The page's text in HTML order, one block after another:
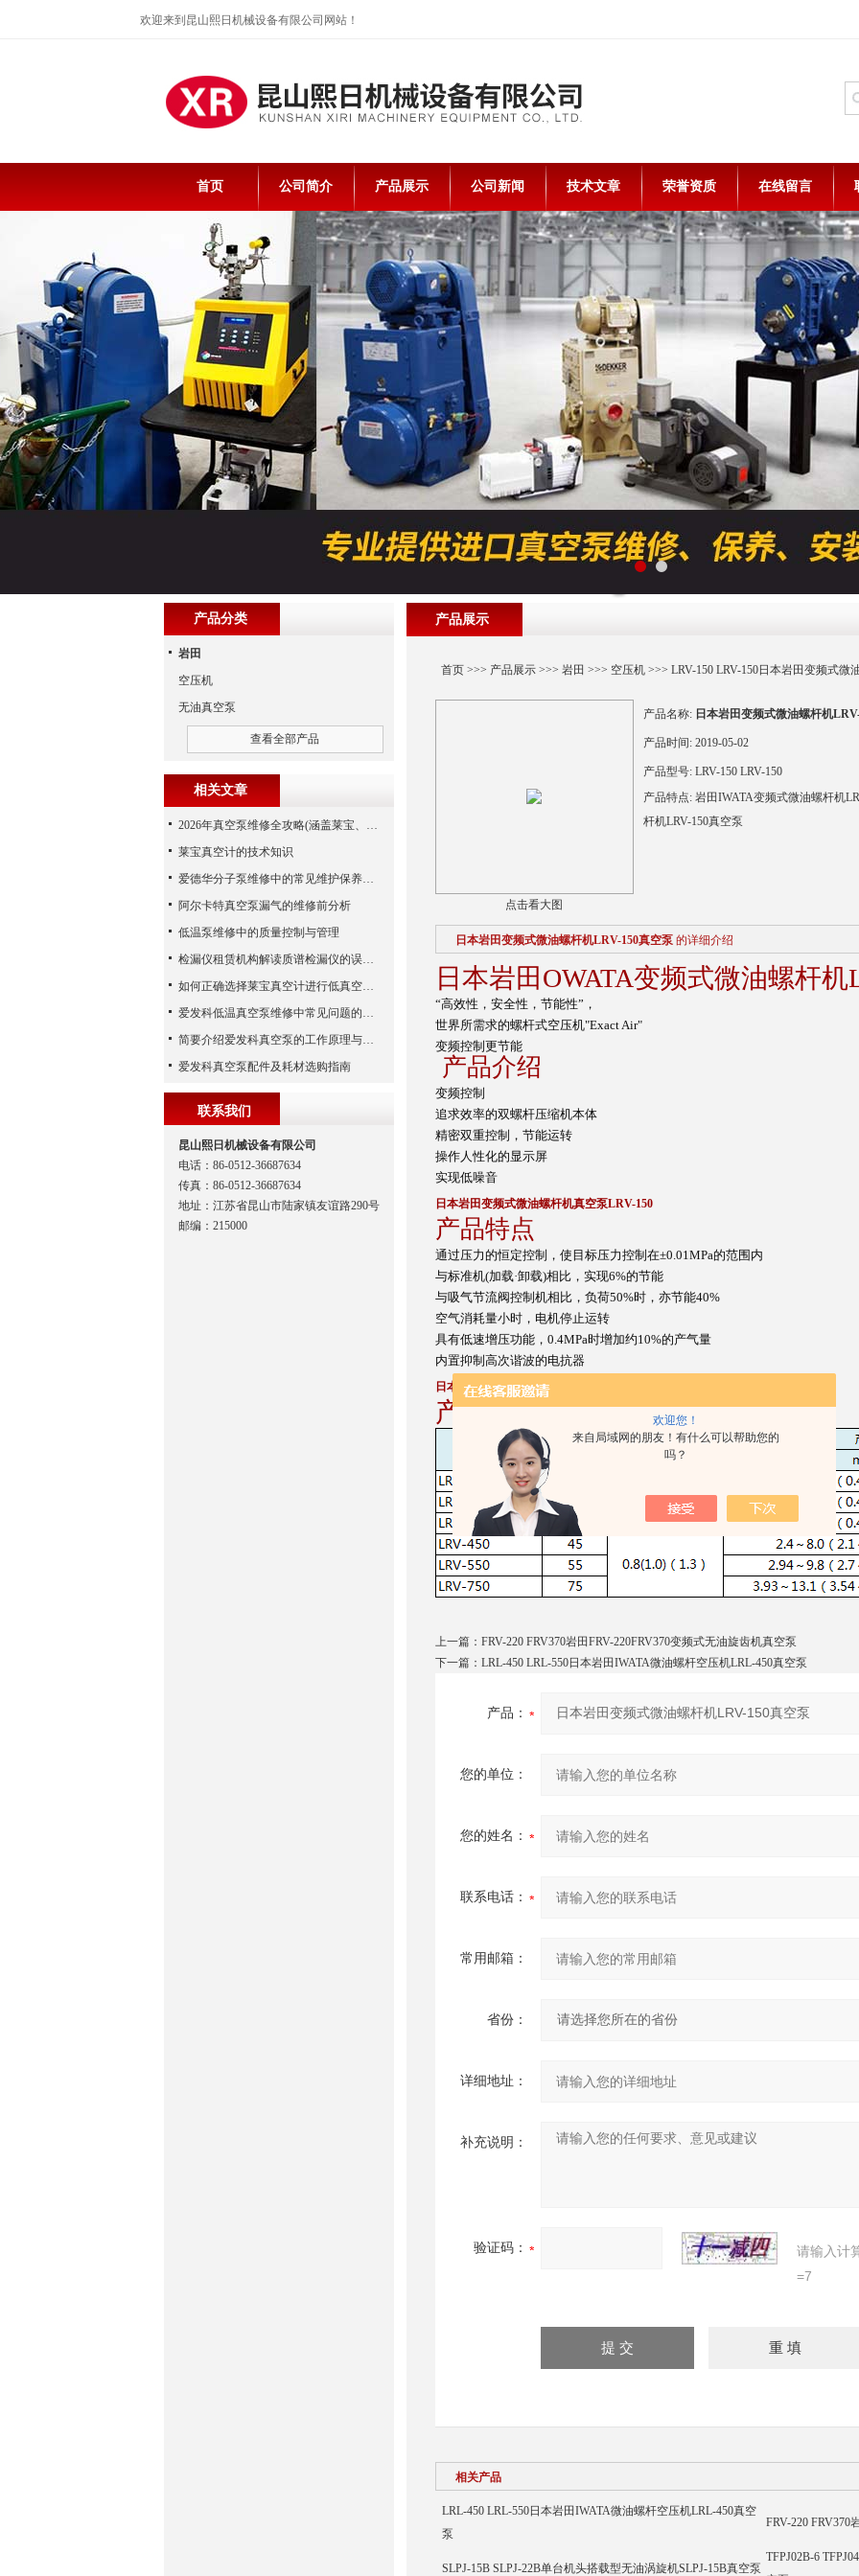
欢迎您！
来自局域网的朋友！有什么可以帮助您的
吗？
欢迎来到昆山熙日机械设备有限公司网站！
首页 公司简介 产品展示 公司新闻 技术文章 荣誉资质 在线留言
产品展示
首页>>> 产品展示>>> 岩田 >>> 空压机>>> LRV-150 LRV-150日本岩田变频式微
点击看大图
产品名称: 日本岩田变频式微油螺杆机
产品时间: 2019-05-02
产品型号: LRV-150 LRV-150
产品特点: 岩田IWATA变频式微油螺杆机
杆机LRV-150真空泵
日本岩田变频式微油螺杆机LRV-150真空泵 的详细介绍
日本岩田OWATA变频式微油螺杆机
“高效性，安全性，节能性”，
世界所需求的螺杆式空压机"Exact Air"
变频控制更节能
产品介绍
变频控制
追求效率的双螺杆压缩机本体
精密双重控制，节能运转
操作人性化的显示屏
实现低噪音
日本岩田变频式微油螺杆机真空泵LRV-150
产品特点
通过压力的恒定控制，使目标压力控制在±0.01MPa的范围内
与标准机(加载·卸载)相比，实现6%的节能
与吸气节流阀控制机相比，负荷50%时，亦节能40%
空气消耗量小时，电机停止运转
具有低速增压功能，0.4MPa时增加约10%的产气量
内置抑制高次谐波的电抗器
日本岩田变频式微油螺杆机真空泵LRV-150
产品规格
上一篇： FRV-220 FRV370岩田FRV-220FRV370变频式无油旋齿机真空泵
下一篇： LRL-450 LRL-550日本岩田IWATA微油螺杆空压机LRL-450真空泵
产品：
您的单位：
您的姓名：
联系电话：
常用邮箱：
省份：
详细地址：
补充说明：
验证码：
请输入计
=7
相关产品
LRL-450 LRL-550日本岩田IWATA微油螺杆空压机LRL-450真空
泵
FRV-220 FRV370
SLPJ-15B SLPJ-22B单台机头搭载型无油涡旋机SLPJ-15B真空泵
TFPJ02B-6
产品分类
岩田
空压机
无油真空泵
查看全部产品
相关文章
2026年真空泵维修全攻略(涵盖莱宝、爱德华、爱发科等品牌)
莱宝真空计的技术知识
爱德华分子泵维修中的常见维护保养周期
阿尔卡特真空泵漏气的维修前分析
低温泵维修中的质量控制与管理
检漏仪租赁机构解读质谱检漏仪的误差来源
如何正确选择莱宝真空计进行低真空测量
爱发科低温真空泵维修中常见问题的处理经验
简要介绍爱发科真空泵的工作原理与主要部件
爱发科真空泵配件及耗材选购指南
联系我们
昆山熙日机械设备有限公司
电话：86-0512-36687634
传真：86-0512-36687634
地址：江苏省昆山市陆家镇友谊路290号
邮编：215000